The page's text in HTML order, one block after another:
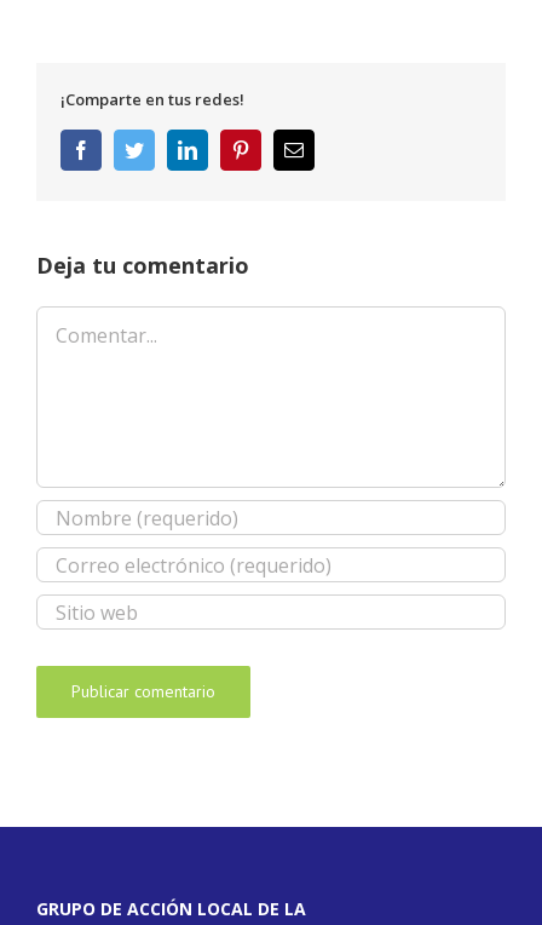
¡Comparte en tus redes!
FacebookTwitterLinkedInPinterestCorreo
electrónico
Deja tu comentario
Comentar
GRUPO DE ACCIÓN LOCAL DE LA